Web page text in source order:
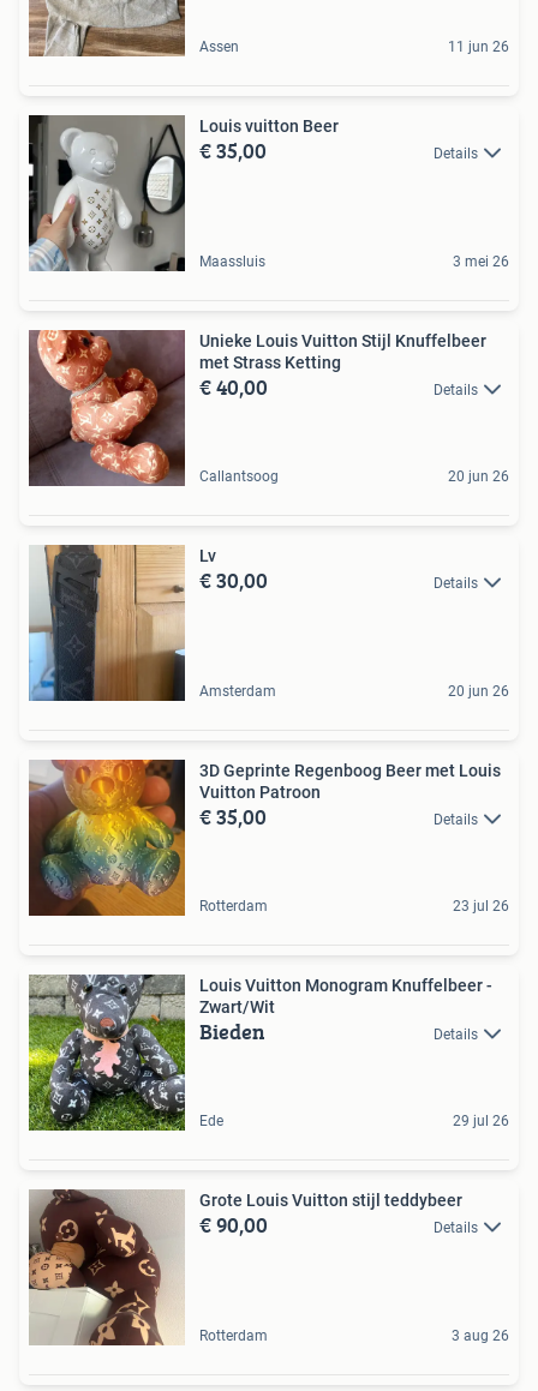
Assen 11 jun 26
Louis vuitton Beer
€ 35,00 Details
Maassluis 3 mei 26
Unieke Louis Vuitton Stijl Knuffelbeer
met Strass Ketting
€ 40,00 Details
Callantsoog 20 jun 26
Lv
€ 30,00 Details
Amsterdam 20 jun 26
3D Geprinte Regenboog Beer met Louis
Vuitton Patroon
€ 35,00 Details
Rotterdam 23 jul 26
Louis Vuitton Monogram Knuffelbeer -
Zwart/Wit
Bieden Details
Ede 29 jul 26
Grote Louis Vuitton stijl teddybeer
€ 90,00 Details
Rotterdam 3 aug 26